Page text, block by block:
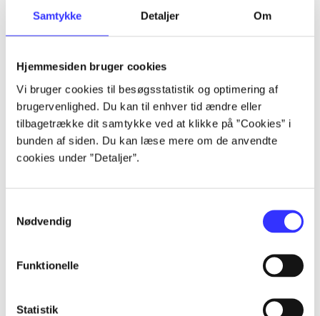
Samtykke Detaljer Om
Hjemmesiden bruger cookies
Vi bruger cookies til besøgsstatistik og optimering af
brugervenlighed. Du kan til enhver tid ændre eller
tilbagetrække dit samtykke ved at klikke på ”Cookies” i
bunden af siden. Du kan læse mere om de anvendte
cookies under ”Detaljer”.
Nødvendig
Funktionelle
Statistik
Artikler
...
...
...
...